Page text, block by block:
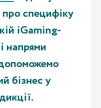
специфіку
iGaming-
напрями
бізнес у